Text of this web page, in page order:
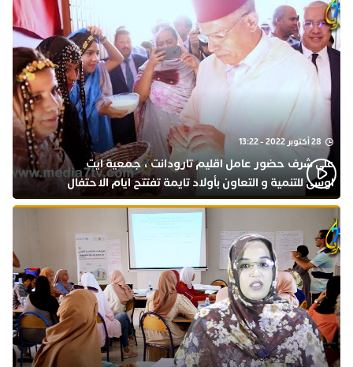
28 أكتوبر 2022 - 13:22
على شرف حضور عامل اقليم تارودانت ، جمعية ايت
اوسى للتنمية و التعاون بأولاد تايمة تفتتح ايام الاحتفال
بذكرى المولد النبوي